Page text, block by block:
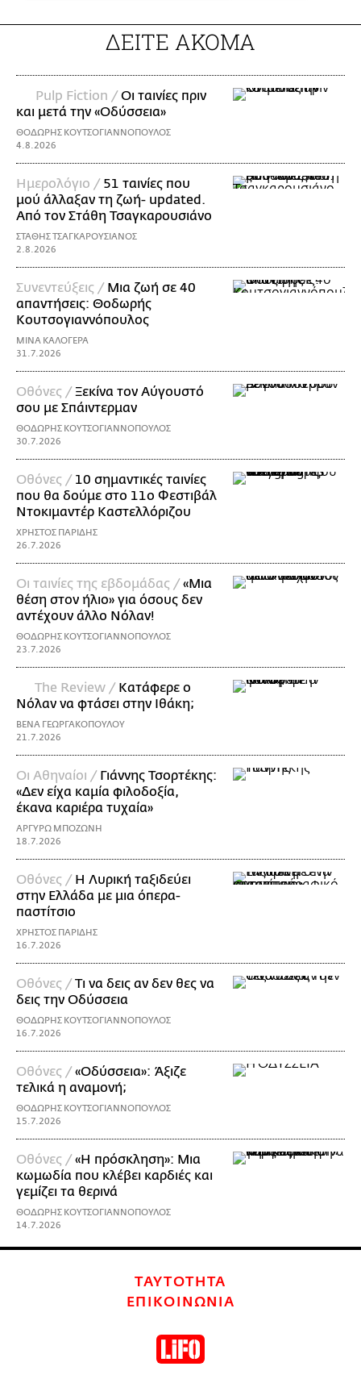
ΔΕΙΤΕ ΑΚΟΜΑ
Pulp Fiction /Οι ταινίες πριν
και μετά την «Οδύσσεια»
ΘΟΔΩΡΗΣ ΚΟΥΤΣΟΓΙΑΝΝΟΠΟΥΛΟΣ
4.8.2026
Ημερολόγιο / 51 ταινίες που
μού άλλαξαν τη ζωή- updated.
Aπό τον Στάθη Τσαγκαρουσιάνο
ΣΤΑΘΗΣ ΤΣΑΓΚΑΡΟΥΣΙΑΝΟΣ
2.8.2026
Συνεντεύξεις / Μια ζωή σε 40
απαντήσεις: Θοδωρής
Kουτσογιαννόπουλος
ΜΙΝΑ ΚΑΛΟΓΕΡΑ
31.7.2026
Οθόνες / Ξεκίνα τον Αύγουστό
σου με Σπάιντερμαν
ΘΟΔΩΡΗΣ ΚΟΥΤΣΟΓΙΑΝΝΟΠΟΥΛΟΣ
30.7.2026
Οθόνες / 10 σημαντικές ταινίες
που θα δούμε στο 11ο Φεστιβάλ
Ντοκιμαντέρ Καστελλόριζου
ΧΡΗΣΤΟΣ ΠΑΡΙΔΗΣ
26.7.2026
Οι ταινίες της εβδομάδας /«Μια
θέση στον ήλιο» για όσους δεν
αντέχουν άλλο Νόλαν!
ΘΟΔΩΡΗΣ ΚΟΥΤΣΟΓΙΑΝΝΟΠΟΥΛΟΣ
23.7.2026
The Review / Κατάφερε ο
Νόλαν να φτάσει στην Ιθάκη;
ΒΕΝΑ ΓΕΩΡΓΑΚΟΠΟΥΛΟΥ
21.7.2026
Οι Αθηναίοι / Γιάννης Τσορτέκης:
«Δεν είχα καμία φιλοδοξία,
έκανα καριέρα τυχαία»
ΑΡΓΥΡΩ ΜΠΟΖΩΝΗ
18.7.2026
Οθόνες / Η Λυρική ταξιδεύει
στην Ελλάδα με μια όπερα-
παστίτσιο
ΧΡΗΣΤΟΣ ΠΑΡΙΔΗΣ
16.7.2026
Οθόνες /Τι να δεις αν δεν θες να
δεις την Οδύσσεια
ΘΟΔΩΡΗΣ ΚΟΥΤΣΟΓΙΑΝΝΟΠΟΥΛΟΣ
16.7.2026
Οθόνες /«Οδύσσεια»: Άξιζε
τελικά η αναμονή;
ΘΟΔΩΡΗΣ ΚΟΥΤΣΟΓΙΑΝΝΟΠΟΥΛΟΣ
15.7.2026
Οθόνες /«Η πρόσκληση»: Μια
κωμωδία που κλέβει καρδιές και
γεμίζει τα θερινά
ΘΟΔΩΡΗΣ ΚΟΥΤΣΟΓΙΑΝΝΟΠΟΥΛΟΣ
14.7.2026
ΤΑΥΤΟΤΗΤΑ
ΕΠΙΚΟΙΝΩΝΙΑ